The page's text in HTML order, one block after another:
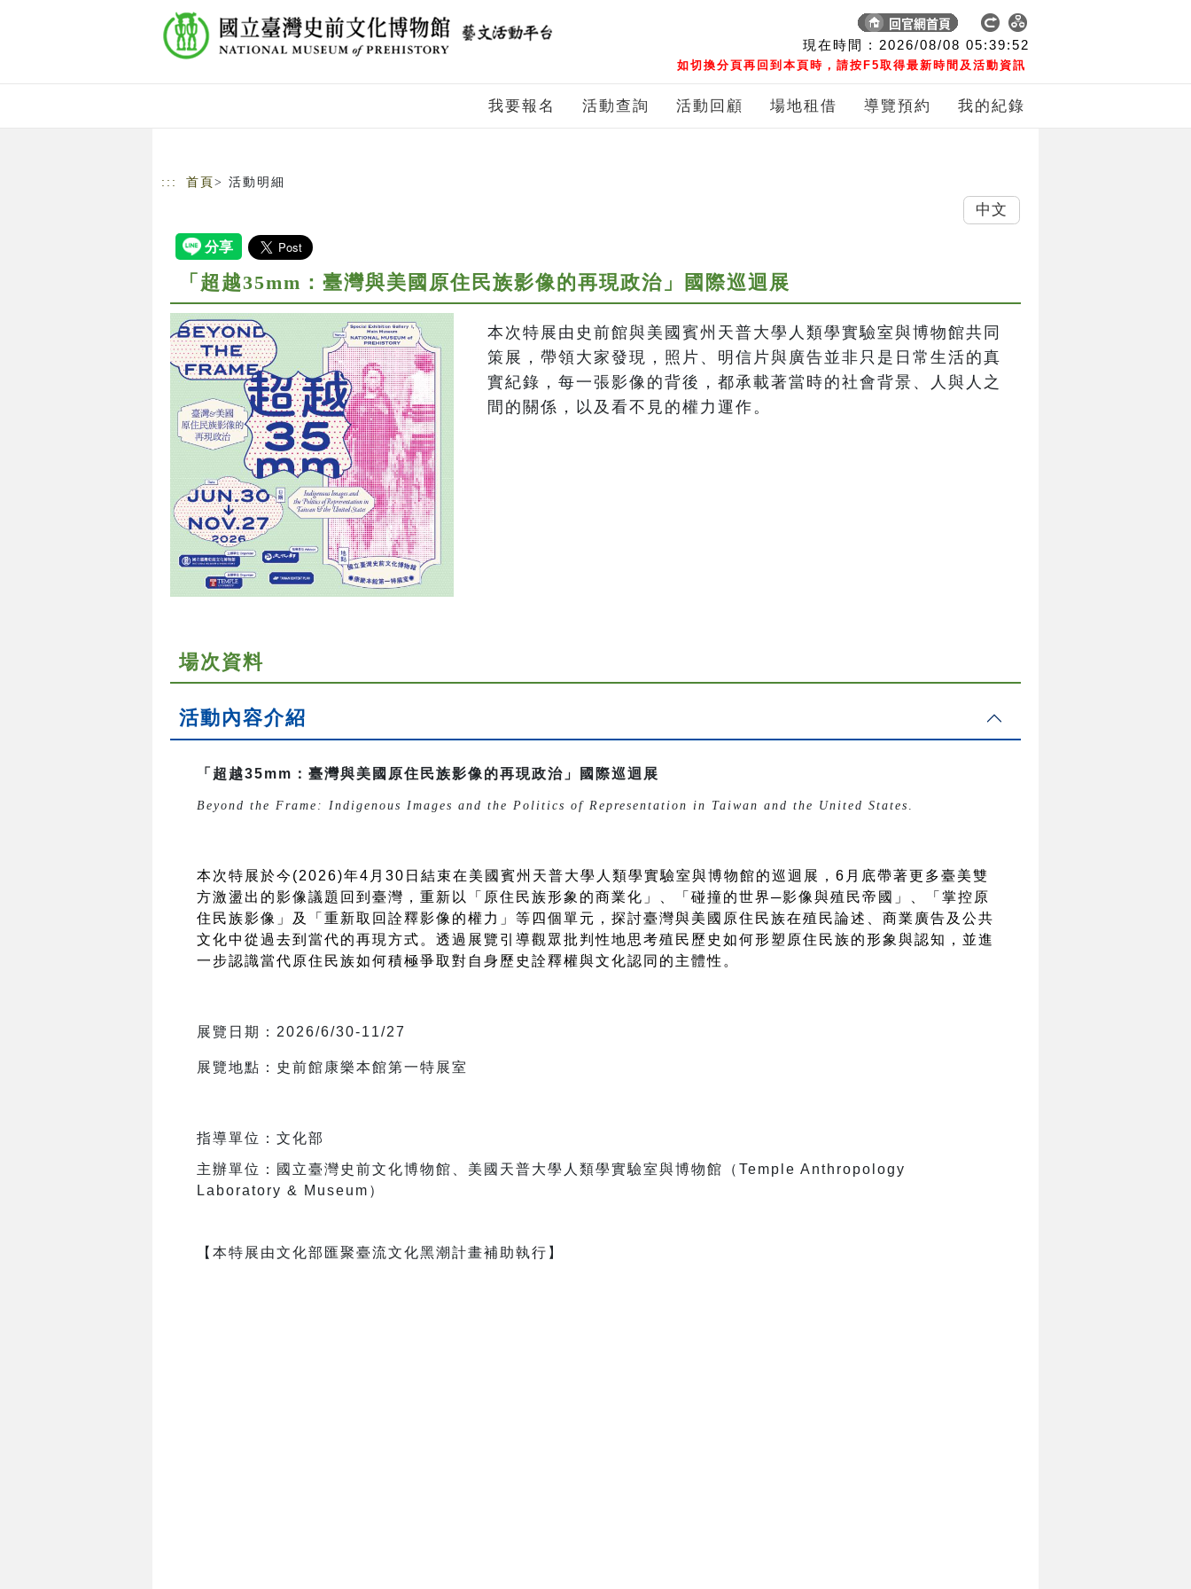
現在時間 : 2026/08/08 05:39:53
如切換分頁再回到本頁時，請按F5取得最新時間及活動資訊
我要報名 活動查詢 活動回顧 場地租借 導覽預約 我的紀錄
::: 首頁 > 活動明細
「超越35mm：臺灣與美國原住民族影像的再現政治」國際巡迴展
本次特展由史前館與美國賓州天普大學人類學實驗室與博物館共同
策展，帶領大家發現，照片、明信片與廣告並非只是日常生活的真
實紀錄，每一張影像的背後，都承載著當時的社會背景、人與人之
間的關係，以及看不見的權力運作。
場次資料
活動內容介紹
「超越35mm：臺灣與美國原住民族影像的再現政治」國際巡迴展
Beyond the Frame: Indigenous Images and the Politics of Representation in Taiwan and the United States .
本次特展於今(2026)年4月30日結束在美國賓州天普大學人類學實驗室與博物館的巡迴展，6月底帶著更多臺美雙
方激盪出的影像議題回到臺灣，重新以「原住民族形象的商業化」、「碰撞的世界─影像與殖民帝國」、「掌控原
住民族影像」及「重新取回詮釋影像的權力」等四個單元，探討臺灣與美國原住民族在殖民論述、商業廣告及公共
文化中從過去到當代的再現方式。透過展覽引導觀眾批判性地思考殖民歷史如何形塑原住民族的形象與認知，並進
一步認識當代原住民族如何積極爭取對自身歷史詮釋權與文化認同的主體性。
展覽日期：2026/6/30-11/27
展覽地點：史前館康樂本館第一特展室
指導單位：文化部
主辦單位：國立臺灣史前文化博物館、美國天普大學人類學實驗室與博物館（Temple Anthropology
Laboratory & Museum）
【本特展由文化部匯聚臺流文化黑潮計畫補助執行】